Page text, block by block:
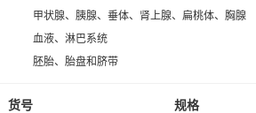
甲状腺、胰腺、垂体、肾上腺、扁桃体、胸腺
血液、淋巴系统
胚胎、胎盘和脐带
货号 规格